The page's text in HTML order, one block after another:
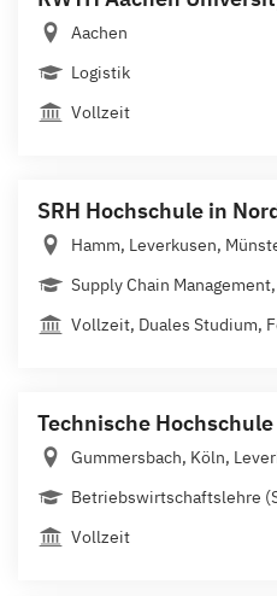
Aachen
Logistik
Vollzeit
SRH Hochschule in
Hamm, Leverkusen,
Supply Chain
Vollzeit, Duales Studium,
Technische
Gummersbach, Köln,
Betriebswirtschaftslehre
Vollzeit